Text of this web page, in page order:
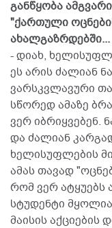
განწყობა
"ქართული
ახალგაზრდებში...
- დიახ,
ეს არის ძალიან
ვარსკვლავური
სწორედ ამაზე
ვერ იბრიყვებენ.
და ძალიან
ხელისუფლების
ამას თავად
რომ ვერ ატყუებს
სტუდენტი
მაისის